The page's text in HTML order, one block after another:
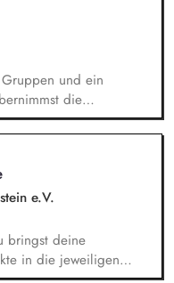
-
-
und Intervention bei
der Teilnehmer*innen
und ein
die
Organisation
und Steuerung für
Für die
bist du für die
der pädagogischen
diese bei ihrer
und des
e.V.
bringst deine
in die jeweiligen